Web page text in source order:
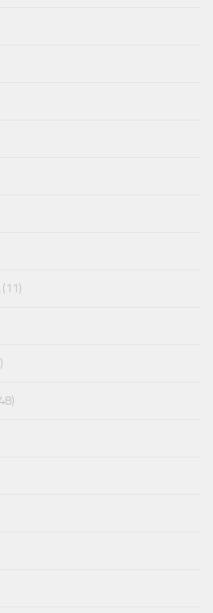
(11)